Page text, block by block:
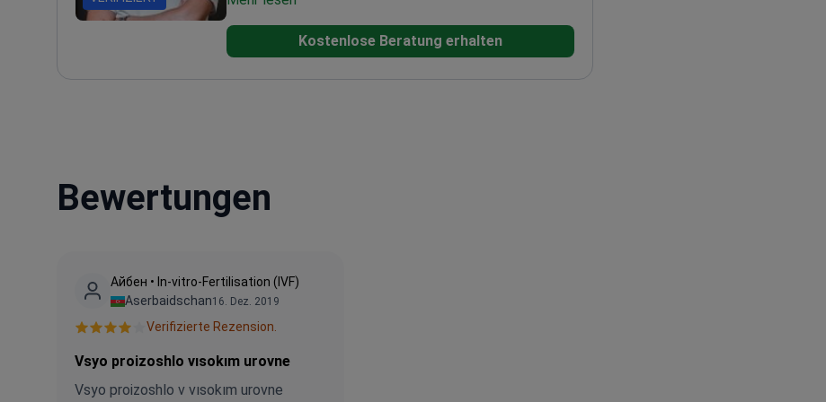
Andrologie-Berater am CHUV Universitätsspital in
Lausanne. Darüber hinaus bringt der Arzt seine
Institute in Lugano und die Abteilung für Urologie und
Kostenlose Beratung erhalten
Bewertungen
Айбен • In-vitro-Fertilisation (IVF)
Aserbaidschan16. Dez. 2019
Verifizierte Rezension.
Vsyo proizoshlo vısokım urovne
Vsyo proizoshlo v vısokım urovne